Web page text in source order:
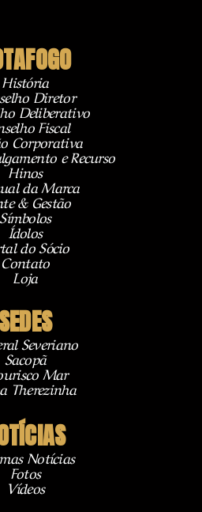
História
Diretor
Deliberativo
Fiscal
Corporativa
e Recurso
Hinos
da Marca
& Gestão
Símbolos
Ídolos
do Sócio
Contato
Loja
SEDES
Severiano
Sacopã
Mar
Therezinha
Notícias
Fotos
Vídeos